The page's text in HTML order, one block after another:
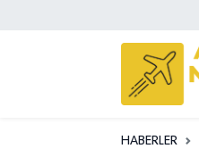
HABERLER
Sivil Havacılık